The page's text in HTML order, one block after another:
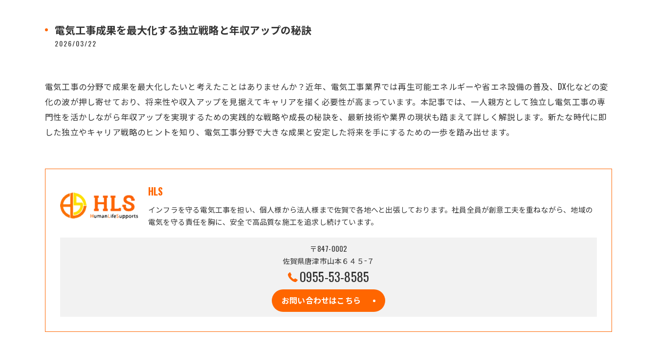
電気工事成果を最大化する独立戦略と年収アップの秘訣
2026/03/22
電気工事の分野で成果を最大化したいと考えたことはありませんか？近年、電気工事業界では再生可能エネルギーや省エネ設備の普及、DX化などの変
化の波が押し寄せており、将来性や収入アップを見据えてキャリアを描く必要性が高まっています。本記事では、一人親方として独立し電気工事の専
門性を活かしながら年収アップを実現するための実践的な戦略や成長の秘訣を、最新技術や業界の現状も踏まえて詳しく解説します。新たな時代に即
した独立やキャリア戦略のヒントを知り、電気工事分野で大きな成果と安定した将来を手にするための一歩を踏み出せます。
HLS
インフラを守る電気工事を担い、個人様から法人様まで佐賀で各地へと出張しております。社員全員が創意工夫を重ねながら、地域の
電気を守る責任を胸に、安全で高品質な施工を追求し続けています。
〒847-0002
佐賀県唐津市山本６４５−７
0955-53-8585
お問い合わせはこちら